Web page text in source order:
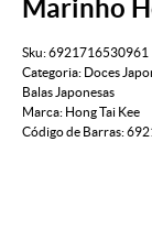
Marinho
Sku:6921716530961
Categoria: Doces
Balas Japonesas
Marca: Hong Tai Kee
Código de Barras: